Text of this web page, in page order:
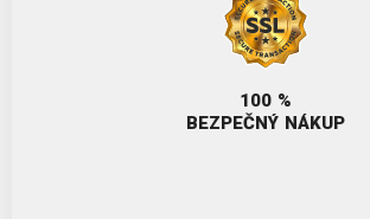
100 %
BEZPEČNÝ NÁKUP